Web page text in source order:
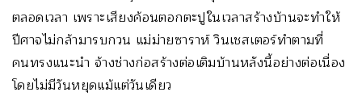
ตลอดเวลา เพราะเสียงค้อนตอกตะปูในเวลาสร้างบ้านจะทำให้
ปีศาจไม่กล้ามารบกวน แม่ม่ายซาราห์ วินเชสเตอร์ทำตามที่
คนทรงแนะนำ จ้างช่างก่อสร้างต่อเติมบ้านหลังนี้อย่างต่อเนื่อง
โดยไม่มีวันหยุดแม้แต่วันเดียว